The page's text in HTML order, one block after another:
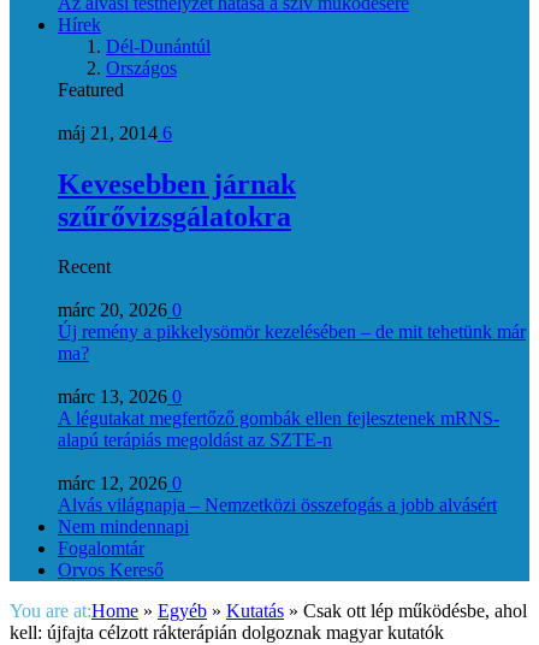
Hírek
Dél-Dunántúl
Országos
Featured
máj 21, 2014 6
Kevesebben járnak
szűrővizsgálatokra
Recent
márc 20, 2026 0
Új remény a pikkelysömör kezelésében – de mit tehetünk már
ma?
márc 13, 2026 0
A légutakat megfertőző gombák ellen fejlesztenek mRNS-
alapú terápiás megoldást az SZTE-n
márc 12, 2026 0
Alvás világnapja – Nemzetközi összefogás a jobb alvásért
Nem mindennapi
Fogalomtár
Orvos Kereső
You are at:Home » Egyéb » Kutatás » Csak ott lép működésbe, ahol
kell: újfajta célzott rákterápián dolgoznak magyar kutatók